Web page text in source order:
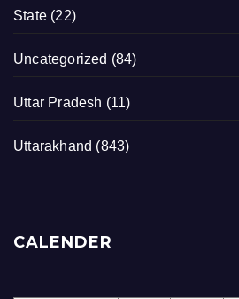
State (22)
Uncategorized (84)
Uttar Pradesh (11)
Uttarakhand (843)
CALENDER